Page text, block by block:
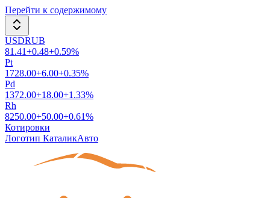
Перейти к содержимому
USDRUB
81.41+0.48+0.59%
Pt
1728.00+6.00+0.35%
Pd
1372.00+18.00+1.33%
Rh
8250.00+50.00+0.61%
Котировки
Логотип КаталикАвто